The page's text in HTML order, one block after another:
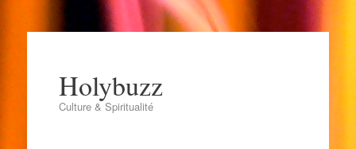
Holybuzz
Culture & Spiritualité